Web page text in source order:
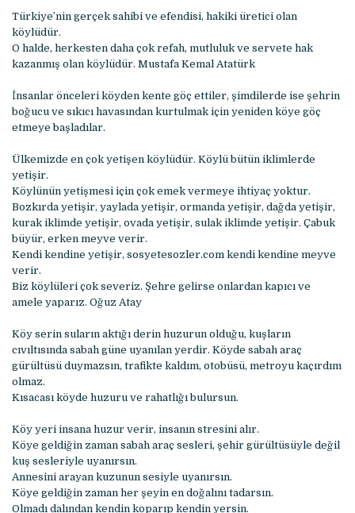
Türkiye’nin gerçek sahibi ve efendisi, hakiki üretici olan
köylüdür.
O halde, herkesten daha çok refah, mutluluk ve servete hak
kazanmış olan köylüdür. Mustafa Kemal Atatürk
İnsanlar önceleri köyden kente göç ettiler, şimdilerde ise şehrin
boğucu ve sıkıcı havasından kurtulmak için yeniden köye göç
etmeye başladılar.
Ülkemizde en çok yetişen köylüdür. Köylü bütün iklimlerde
yetişir.
Köylünün yetişmesi için çok emek vermeye ihtiyaç yoktur.
Bozkırda yetişir, yaylada yetişir, ormanda yetişir, dağda yetişir,
kurak iklimde yetişir, ovada yetişir, sulak iklimde yetişir. Çabuk
büyür, erken meyve verir.
Kendi kendine yetişir, sosyetesozler.com kendi kendine meyve
verir.
Biz köylüleri çok severiz. Şehre gelirse onlardan kapıcı ve
amele yaparız. Oğuz Atay
Köy serin suların aktığı derin huzurun olduğu, kuşların
cıvıltısında sabah güne uyanılan yerdir. Köyde sabah araç
gürültüsü duymazsın, trafikte kaldım, otobüsü, metroyu kaçırdım
olmaz.
Kısacası köyde huzuru ve rahatlığı bulursun.
Köy yeri insana huzur verir, insanın stresini alır.
Köye geldiğin zaman sabah araç sesleri, şehir gürültüsüyle değil
kuş sesleriyle uyanırsın.
Annesini arayan kuzunun sesiyle uyanırsın.
Köye geldiğin zaman her şeyin en doğalını tadarsın.
Olmadı dalından kendin koparıp kendin yersin.